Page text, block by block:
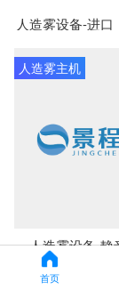
人造雾设备-进口
人造雾主机
人造雾设备-静
首页